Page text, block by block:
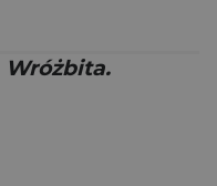
Wróżbita.